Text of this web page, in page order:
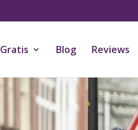
Gratis Blog Reviews